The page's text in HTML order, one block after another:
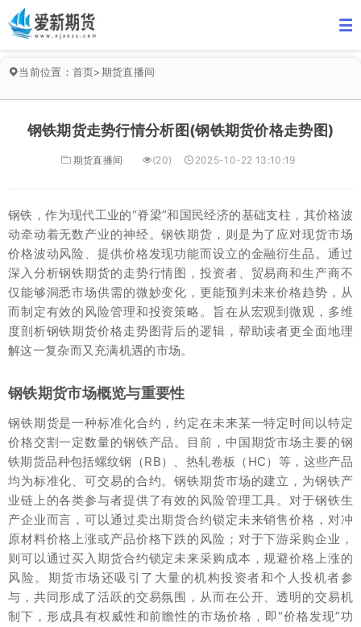
当前位置： 首页>期货直播间
钢铁期货走势行情分析图(钢铁期货价格走势图)
期货直播间 (20) 2025-10-22 13:10:19
钢铁，作为现代工业的“脊梁”和国民经济的基础支柱，其价格波
动牵动着无数产业的神经。钢铁期货，则是为了应对现货市场
价格波动风险、提供价格发现功能而设立的金融衍生品。通过
深入分析钢铁期货的走势行情图，投资者、贸易商和生产商不
仅能够洞悉市场供需的微妙变化，更能预判未来价格趋势，从
而制定有效的风险管理和投资策略。旨在从宏观到微观，多维
度剖析钢铁期货价格走势图背后的逻辑，帮助读者更全面地理
解这一复杂而又充满机遇的市场。
钢铁期货市场概览与重要性
钢铁期货是一种标准化合约，约定在未来某一特定时间以特定
价格交割一定数量的钢铁产品。目前，中国期货市场主要的钢
铁期货品种包括螺纹钢（RB）、热轧卷板（HC）等，这些产品
均为标准化、可交易的合约。钢铁期货市场的建立，为钢铁产
业链上的各类参与者提供了有效的风险管理工具。对于钢铁生
产企业而言，可以通过卖出期货合约锁定未来销售价格，对冲
原材料价格上涨或产品价格下跌的风险；对于下游采购企业，
则可以通过买入期货合约锁定未来采购成本，规避价格上涨的
风险。期货市场还吸引了大量的机构投资者和个人投机者参
与，共同形成了活跃的交易氛围，从而在公开、透明的交易机
制下，形成具有权威性和前瞻性的市场价格，即“价格发现”功